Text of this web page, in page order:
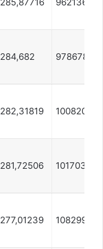
284,682 978678
282,31819 1008206
281,72506 1017032
277,01239 1082992